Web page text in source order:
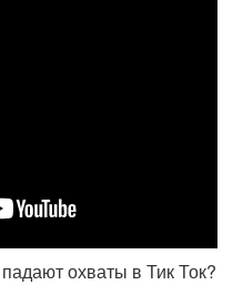
охваты в Тик Ток?